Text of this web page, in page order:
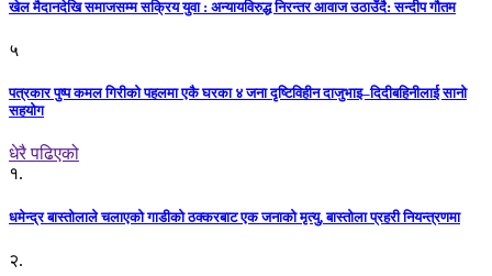
खेल मैदानदेखि समाजसम्म सक्रिय युवा : अन्यायविरुद्ध निरन्तर आवाज उठाउँदै: सन्दीप गौतम
५
पत्रकार पुष्प कमल गिरीको पहलमा एकै घरका ४ जना दृष्टिविहीन दाजुभाइ–दिदीबहिनीलाई सानो
सहयोग
धेरै पढिएको
१.
धमेन्द्र बास्तोलाले चलाएको गाडीको ठक्करबाट एक जनाको मृत्यु, बास्तोला प्रहरी नियन्त्रणमा
२.